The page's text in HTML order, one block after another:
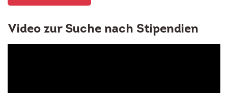
Video zur Suche nach Stipendien